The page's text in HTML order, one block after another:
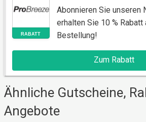
Abonnieren Sie unseren
erhalten Sie 10 %
Bestellung!
Zum Rabatt
Ähnliche Gutscheine,
Angebote